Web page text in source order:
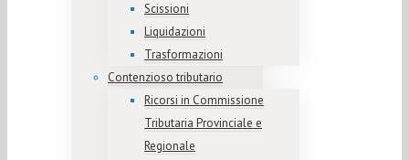
Scissioni
Liquidazioni
Trasformazioni
Contenzioso tributario
Ricorsi in Commissione
Tributaria Provinciale e
Regionale